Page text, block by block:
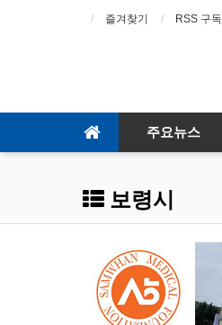
즐겨찾기 RSS 구독
주요뉴스
보령시